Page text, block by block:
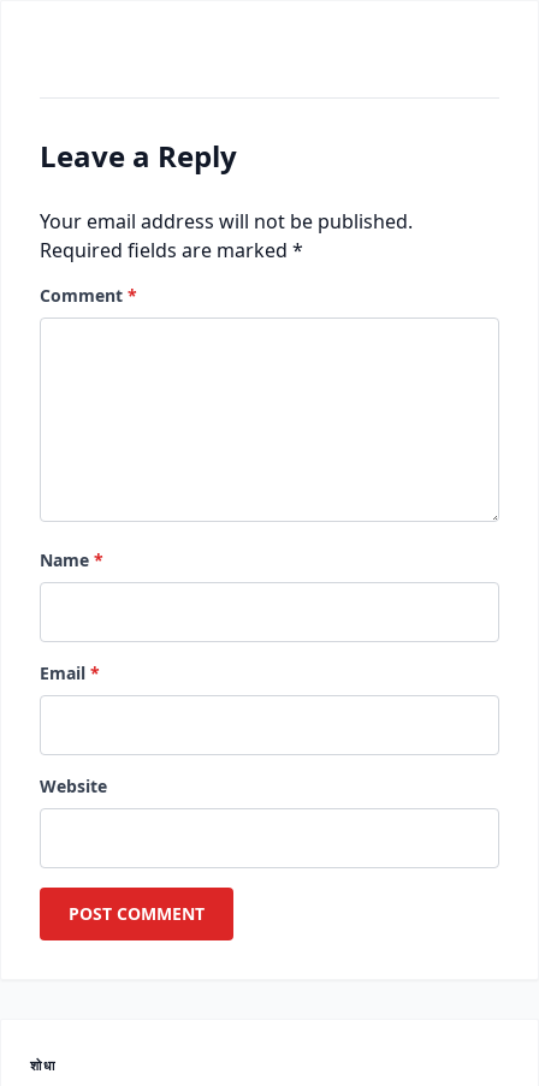
Leave a Reply
Your email address will not be published.
Required fields are marked *
Comment *
Name *
Email *
Website
शोधा